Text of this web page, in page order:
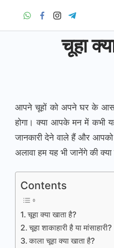
चूहा
आपने चूहों को अपने घर के
होगा। क्या आपके मन में कभी
जानकारी देने वाले हैं और
अलावा हम यह भी जानेंगे की क्या
Contents
चूहा क्या खाता है?
चूहा शाकाहारी है या मांसाहारी?
काला चूहा क्या खाता है?